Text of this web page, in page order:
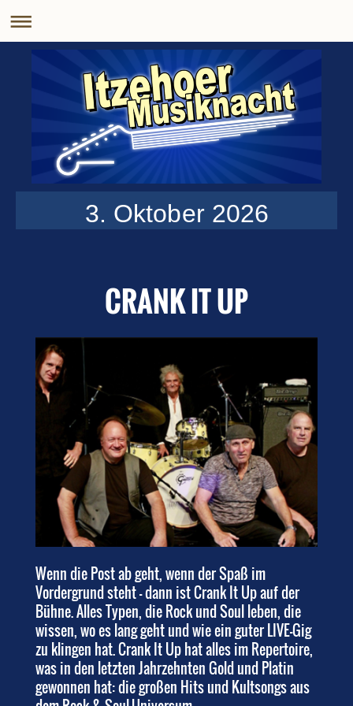
3. Oktober 2026
CRANK IT UP
Wenn die Post ab geht, wenn der Spaß im
Vordergrund steht – dann ist Crank It Up auf der
Bühne. Alles Typen, die Rock und Soul leben, die
wissen, wo es lang geht und wie ein guter LIVE-Gig
zu klingen hat. Crank It Up hat alles im Repertoire,
was in den letzten Jahrzehnten Gold und Platin
gewonnen hat: die großen Hits und Kultsongs aus